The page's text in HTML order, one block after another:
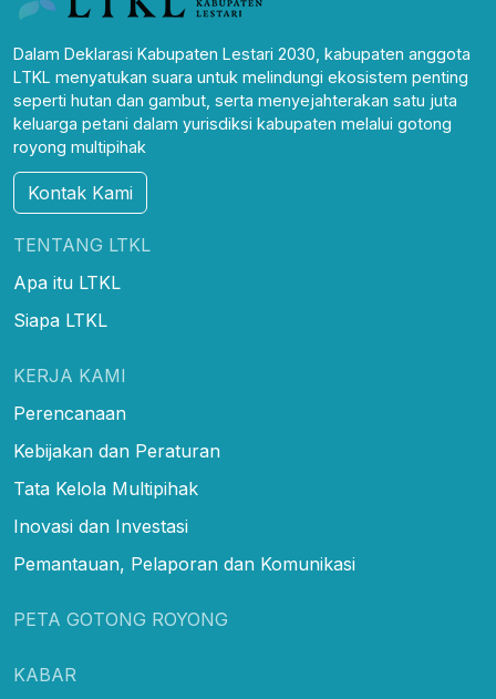
Dalam Deklarasi Kabupaten Lestari 2030, kabupaten anggota
LTKL menyatukan suara untuk melindungi ekosistem penting
seperti hutan dan gambut, serta menyejahterakan satu juta
keluarga petani dalam yurisdiksi kabupaten melalui gotong
royong multipihak
Kontak Kami
TENTANG LTKL
Apa itu LTKL
Siapa LTKL
KERJA KAMI
Perencanaan
Kebijakan dan Peraturan
Tata Kelola Multipihak
Inovasi dan Investasi
Pemantauan, Pelaporan dan Komunikasi
PETA GOTONG ROYONG
KABAR